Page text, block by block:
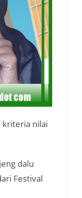
kriteria nilai
dalu
Festival